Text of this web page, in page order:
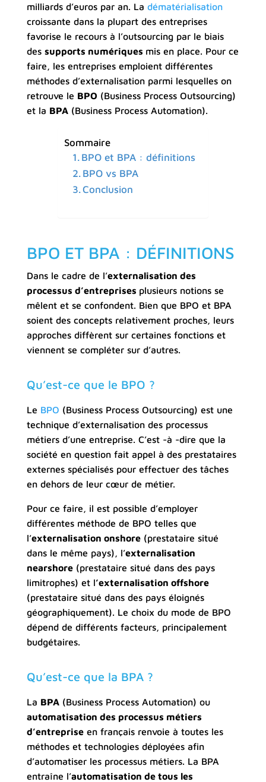
milliards d’euros par an. La dématérialisation
croissante dans la plupart des entreprises
favorise le recours à l’outsourcing par le biais
des supports numériques mis en place. Pour ce
faire, les entreprises emploient différentes
méthodes d’externalisation parmi lesquelles on
retrouve le BPO (Business Process Outsourcing)
et la BPA(Business Process Automation).
Sommaire
BPO et BPA : définitions
BPO vs BPA
Conclusion
BPO ET BPA : DÉFINITIONS
Dans le cadre de l’externalisation des
processus d’entreprises plusieurs notions se
mêlent et se confondent. Bien que BPO et BPA
soient des concepts relativement proches, leurs
approches diffèrent sur certaines fonctions et
viennent se compléter sur d’autres.
Qu’est-ce que le BPO ?
Le BPO (Business Process Outsourcing) est une
technique d’externalisation des processus
métiers d’une entreprise. C’est -à -dire que la
société en question fait appel à des prestataires
externes spécialisés pour effectuer des tâches
en dehors de leur cœur de métier.
Pour ce faire, il est possible d’employer
différentes méthode de BPO telles que
l’externalisation onshore(prestataire situé
dans le même pays), l’externalisation
nearshore(prestataire situé dans des pays
limitrophes) et l’externalisation offshore
(prestataire situé dans des pays éloignés
géographiquement). Le choix du mode de BPO
dépend de différents facteurs, principalement
budgétaires.
Qu’est-ce que la BPA ?
La BPA(Business Process Automation) ou
automatisation des processus métiers
d’entrepriseen français renvoie à toutes les
méthodes et technologies déployées afin
d’automatiser les processus métiers. La BPA
entraîne l’automatisation de tous les